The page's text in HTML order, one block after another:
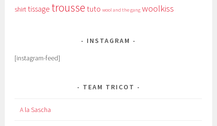
shirt tissage trousse tuto wool and the gang woolkiss
INSTAGRAM
[instagram-feed]
TEAM TRICOT
A la Sascha